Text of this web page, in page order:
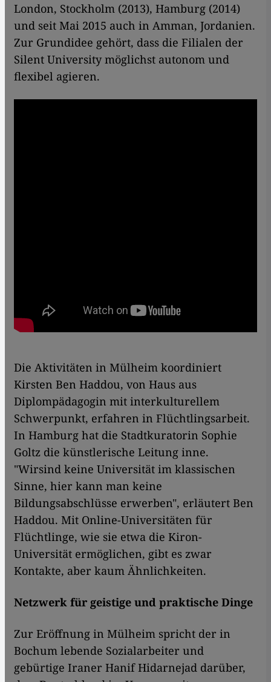
London, Stockholm (2013), Hamburg (2014)
und seit Mai 2015 auch in Amman, Jordanien.
Zur Grundidee gehört, dass die Filialen der
Silent University möglichst autonom und
flexibel agieren.
Die Aktivitäten in Mülheim koordiniert
Kirsten Ben Haddou, von Haus aus
Diplompädagogin mit interkulturellem
Schwerpunkt, erfahren in Flüchtlingsarbeit.
In Hamburg hat die Stadtkuratorin Sophie
Goltz die künstlerische Leitung inne.
"Wirsind keine Universität im klassischen
Sinne, hier kann man keine
Bildungsabschlüsse erwerben", erläutert Ben
Haddou. Mit Online-Universitäten für
Flüchtlinge, wie sie etwa die Kiron-
Universität ermöglichen, gibt es zwar
Kontakte, aber kaum Ähnlichkeiten.
Netzwerk für geistige und praktische Dinge
Zur Eröffnung in Mülheim spricht der in
Bochum lebende Sozialarbeiter und
gebürtige Iraner Hanif Hidarnejad darüber,